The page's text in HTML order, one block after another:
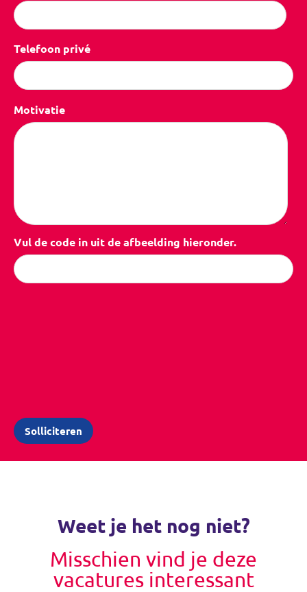
Telefoon privé
Motivatie
Vul de code in uit de afbeelding hieronder.
Weet je het nog niet?
Misschien vind je deze
vacatures interessant